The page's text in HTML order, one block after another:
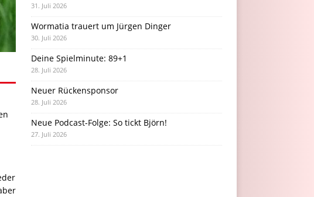
31. Juli 2026
Wormatia trauert um Jürgen Dinger
30. Juli 2026
Deine Spielminute: 89+1
28. Juli 2026
Neuer Rückensponsor
28. Juli 2026
Neue Podcast-Folge: So tickt Björn!
27. Juli 2026